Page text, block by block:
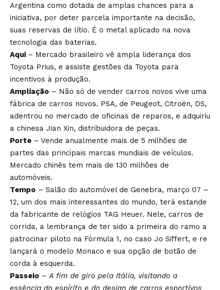
Argentina como dotada de amplas chances para a
iniciativa, por deter parcela importante na decisão,
suas reservas de lítio. É o metal aplicado na nova
tecnologia das baterias.
Aqui – Mercado brasileiro vê ampla liderança dos
Toyota Prius, e assiste gestões da Toyota para
incentivos à produção.
Ampliação – Não só de vender carros novos vive uma
fábrica de carros novos. PSA, de Peugeot, Citroën, DS,
adentrou no mercado de oficinas de reparos, e adquiriu
a chinesa Jian Xin, distribuidora de peças.
Porte – Vende anualmente mais de 5 milhões de
partes das principais marcas mundiais de veículos.
Mercado chinês tem mais de 130 milhões de
automóveis.
Tempo – Salão do automóvel de Genebra, março 07 –
12, um dos mais interessantes do mundo, terá estande
da fabricante de relógios TAG Heuer. Nele, carros de
corrida, a lembrança de ter sido a primeira do ramo a
patrocinar piloto na Fórmula 1, no caso Jo Siffert, e re
lançará o modelo Monaco e sua opção de botão de
corda à esquerda.
Passeio – A fim de giro pela Itália, visitando a
essência do espírito e do design de carros esportivos